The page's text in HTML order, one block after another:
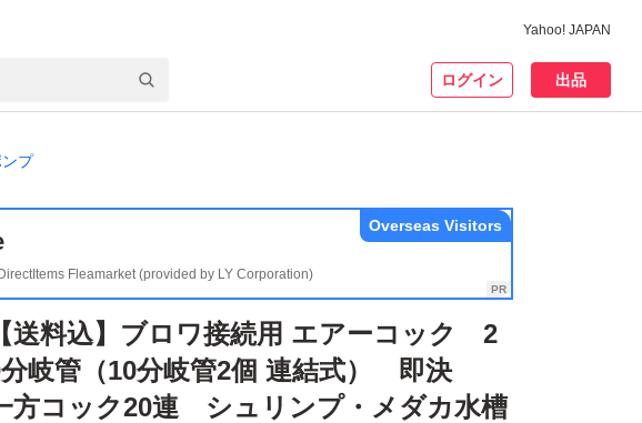
Yahoo! JAPAN
ログイン 出品
ンプ
Fleamarket (provided by LY Corporation)
Overseas Visitors
【送料込】ブロワ接続用 エアーコック 2
岐管（10分岐管2個 連結式） 即決
方コック20連 シュリンプ・メダカ水槽